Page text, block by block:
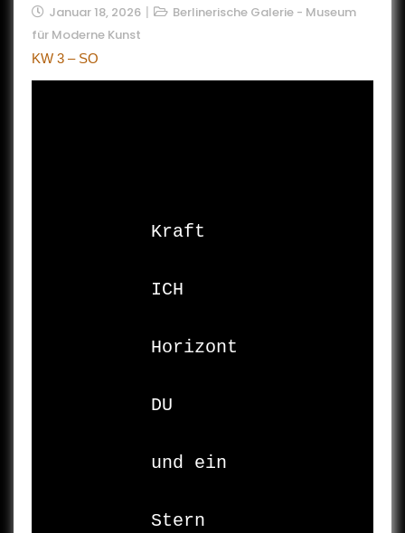
Januar 18, 2026
Berlinerische Galerie - Museum
für Moderne Kunst
KW 3 – SO
Kraft
ICH
Horizont
DU
und ein
Stern